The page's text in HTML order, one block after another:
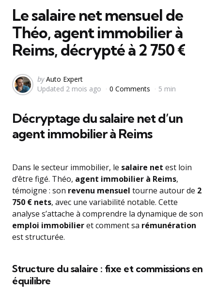
Le salaire net mensuel de
Théo, agent immobilier à
Reims, décrypté à 2 750 €
Posted
by
by Auto Expert
Updated 2 mois ago 0 Comments 5 min
Décryptage du salaire net d’un
agent immobilier à Reims
Dans le secteur immobilier, le salaire net est loin
d’être figé. Théo, agent immobilier à Reims,
témoigne : son revenu mensuel tourne autour de 2
750 € nets, avec une variabilité notable. Cette
analyse s’attache à comprendre la dynamique de son
emploi immobilieret comment sa rémunération
est structurée.
Structure du salaire : fixe et commissions en
équilibre